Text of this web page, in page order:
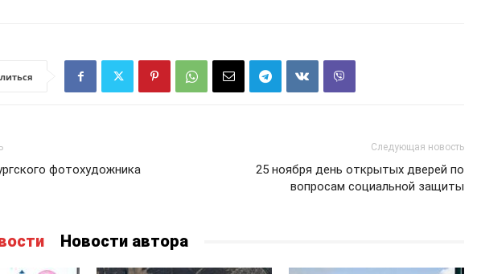
фотохудожника
Следующая новость
25 ноября день открытых дверей по
вопросам социальной защиты
Новости автора